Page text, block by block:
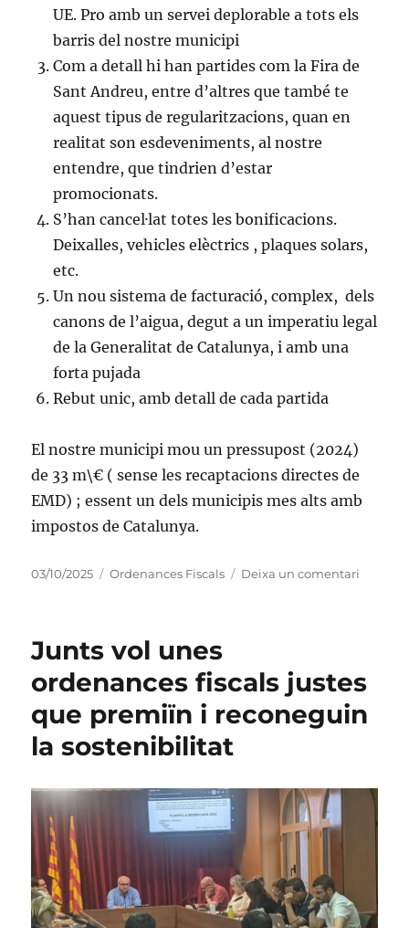
UE. Pro amb un servei deplorable a tots els
barris del nostre municipi
Com a detall hi han partides com la Fira de
Sant Andreu, entre d’altres que també te
aquest tipus de regularitzacions, quan en
realitat son esdeveniments, al nostre
entendre, que tindrien d’estar
promocionats.
S’han cancel·lat totes les bonificacions.
Deixalles, vehicles elèctrics , plaques solars,
etc.
Un nou sistema de facturació, complex, dels
canons de l’aigua, degut a un imperatiu legal
de la Generalitat de Catalunya, i amb una
forta pujada
Rebut unic, amb detall de cada partida
El nostre municipi mou un pressupost (2024)
de 33 m\€ ( sense les recaptacions directes de
EMD) ; essent un dels municipis mes alts amb
impostos de Catalunya.
Publicat
03/10/2025 Categories
Ordenances Fiscals Deixa un comentari
2026
Junts vol unes
ordenances fiscals justes
que premiïn i reconeguin
la sostenibilitat